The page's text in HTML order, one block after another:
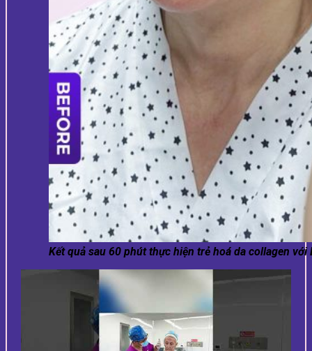
Kết quả sau 60 phút thực hiện trẻ hoá da collagen với